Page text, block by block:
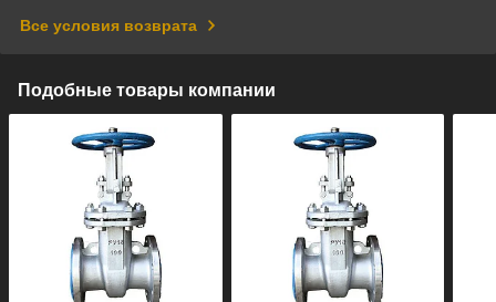
Все условия возврата
Подобные товары компании